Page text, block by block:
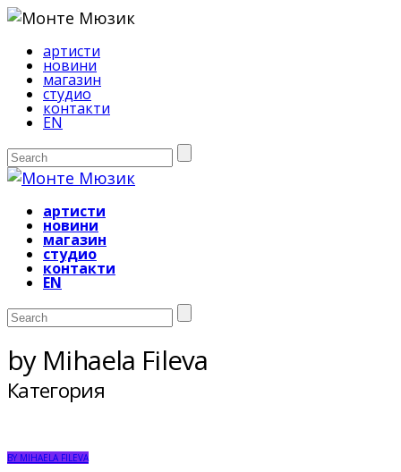
артисти
новини
магазин
студио
контакти
EN
артисти
новини
магазин
студио
контакти
EN
by Mihaela Fileva
Категория
BY MIHAELA FILEVA